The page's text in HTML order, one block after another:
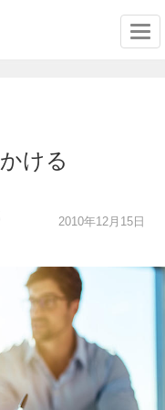
ける
2010年12月15日